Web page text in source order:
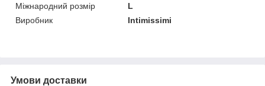
Міжнародний розмір
L
Виробник
Intimissimi
Умови доставки